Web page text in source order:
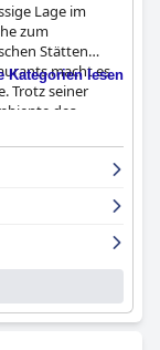
Lage im
zum
Stätten
macht es
Trotz seiner
des
gefördert wird.
und die
USB-
Attraktivität
ruhigen
und der
Kategorien lesen